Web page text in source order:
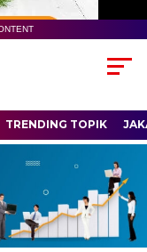
TRENDING TOPIK